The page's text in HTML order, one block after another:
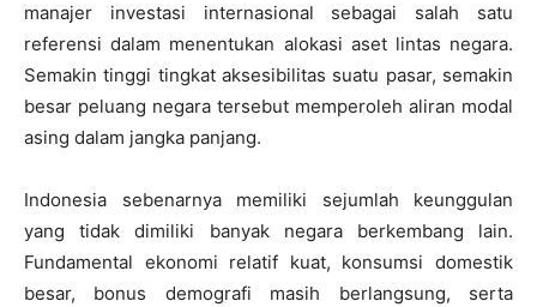
manajer investasi internasional sebagai salah satu
referensi dalam menentukan alokasi aset lintas negara.
Semakin tinggi tingkat aksesibilitas suatu pasar, semakin
besar peluang negara tersebut memperoleh aliran modal
asing dalam jangka panjang.
Indonesia sebenarnya memiliki sejumlah keunggulan
yang tidak dimiliki banyak negara berkembang lain.
Fundamental ekonomi relatif kuat, konsumsi domestik
besar, bonus demografi masih berlangsung, serta